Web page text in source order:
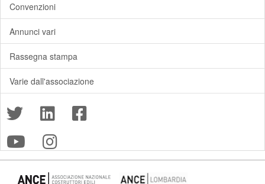
Convenzioni
Annunci vari
Rassegna stampa
Varie dall'associazione